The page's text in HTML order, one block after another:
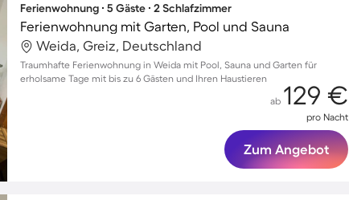
Ferienwohnung ∙ 5 Gäste ∙ 2 Schlafzimmer
Ferienwohnung mit Garten, Pool und Sauna
Weida, Greiz, Deutschland
Traumhafte Ferienwohnung in Weida mit Pool, Sauna und Garten für
erholsame Tage mit bis zu 6 Gästen und Ihren Haustieren
ab 129 €
pro Nacht
Zum Angebot